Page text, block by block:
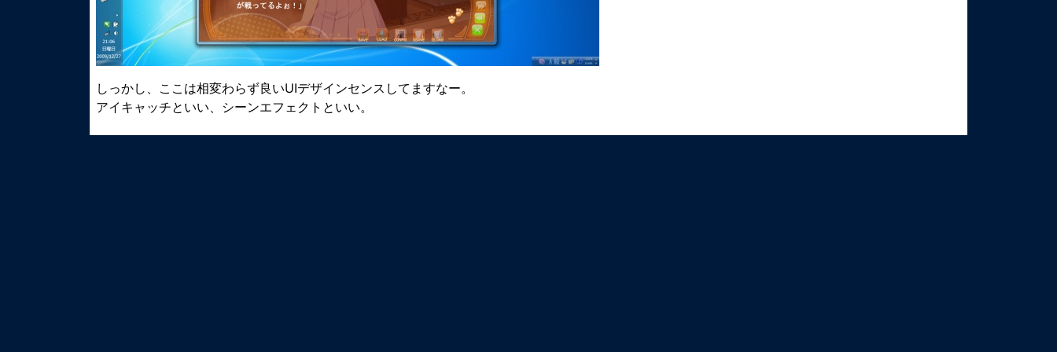
しっかし、ここは相変わらず良いUIデザインセンスしてますなー。
アイキャッチといい、シーンエフェクトといい。